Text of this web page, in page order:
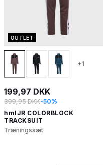
OUTLET
+1
199,97 DKK
399,95 DKK-50%
hmlJR COLORBLOCK
TRACKSUIT
Træningssæt